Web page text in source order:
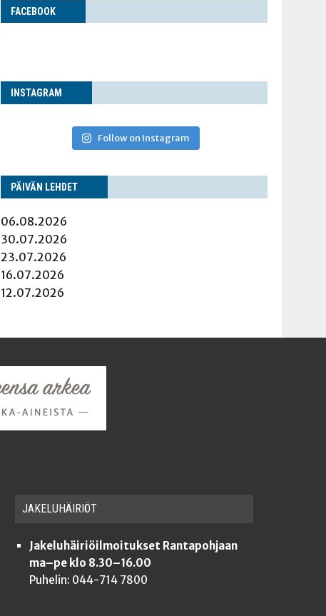
FACE­BOOK
INS­TA­GRAM
Follow on Instagram
PÄI­VÄN LEHDET
06.08.2026
30.07.2026
23.07.2026
16.07.2026
12.07.2026
JAKE­LU­HÄI­RIÖT
Jakeluhäiriöilmoitukset Rantapohjaan
ma–pe klo 8.30–16.00
Puhelin: 044-714 7800